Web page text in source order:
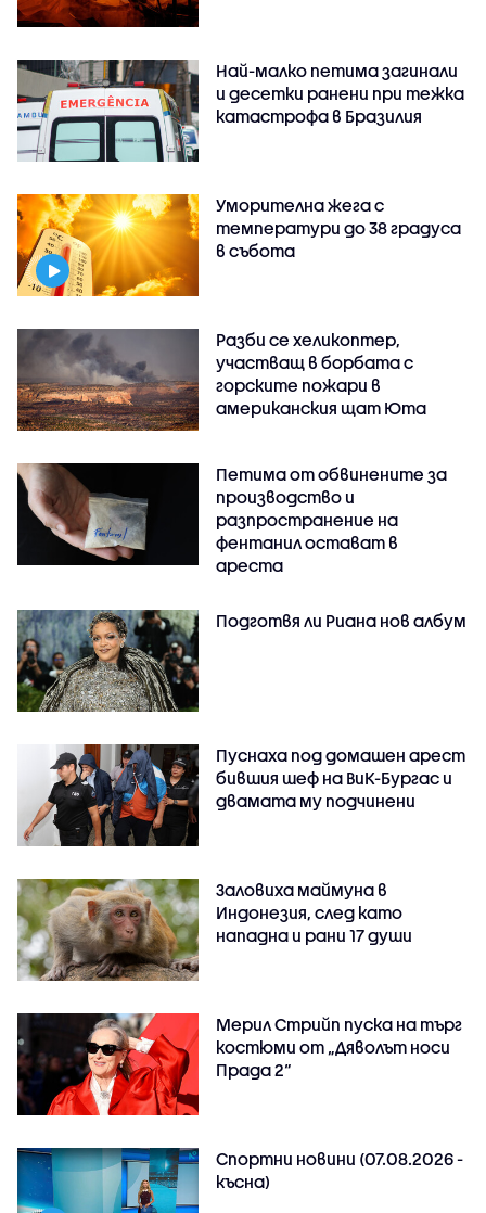
Най-малко петима загинали
и десетки ранени при тежка
катастрофа в Бразилия
Уморителна жега с
температури до 38 градуса
в събота
Разби се хеликоптер,
участващ в борбата с
горските пожари в
американския щат Юта
Петима от обвинените за
производство и
разпространение на
фентанил остават в
ареста
Подготвя ли Риана нов албум
Пуснаха под домашен арест
бившия шеф на ВиК-Бургас и
двамата му подчинени
Заловиха маймуна в
Индонезия, след като
нападна и рани 17 души
Мерил Стрийп пуска на търг
костюми от „Дяволът носи
Прада 2“
Спортни новини (07.08.2026 -
късна)